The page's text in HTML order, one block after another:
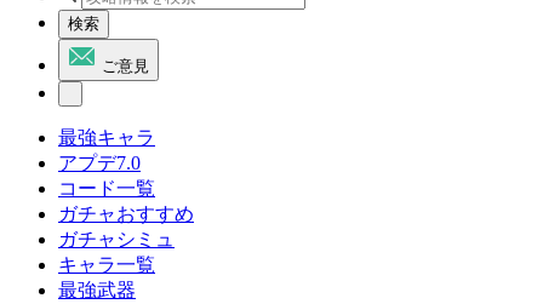
検索
ご意見
最強キャラ
アプデ7.0
コード一覧
ガチャおすすめ
ガチャシミュ
キャラ一覧
最強武器